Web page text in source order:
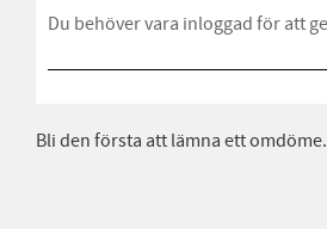
Bli den första att lämna ett omdöme.